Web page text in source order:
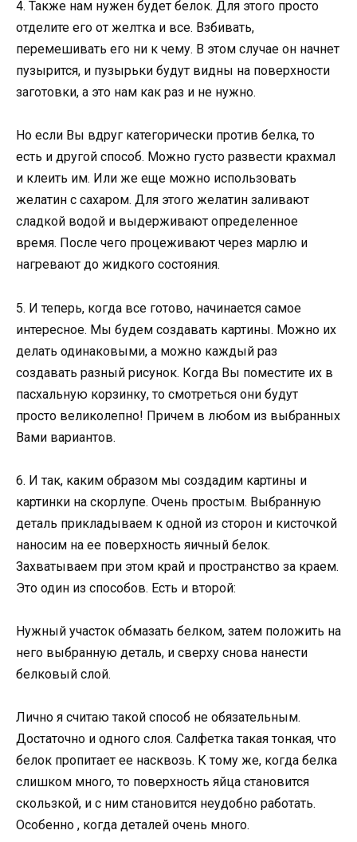
4. Также нам нужен будет белок. Для этого просто
отделите его от желтка и все. Взбивать,
перемешивать его ни к чему. В этом случае он начнет
пузырится, и пузырьки будут видны на поверхности
заготовки, а это нам как раз и не нужно.
Но если Вы вдруг категорически против белка, то
есть и другой способ. Можно густо развести крахмал
и клеить им. Или же еще можно использовать
желатин с сахаром. Для этого желатин заливают
сладкой водой и выдерживают определенное
время. После чего процеживают через марлю и
нагревают до жидкого состояния.
5. И теперь, когда все готово, начинается самое
интересное. Мы будем создавать картины. Можно их
делать одинаковыми, а можно каждый раз
создавать разный рисунок. Когда Вы поместите их в
пасхальную корзинку, то смотреться они будут
просто великолепно! Причем в любом из выбранных
Вами вариантов.
6. И так, каким образом мы создадим картины и
картинки на скорлупе. Очень простым. Выбранную
деталь прикладываем к одной из сторон и кисточкой
наносим на ее поверхность яичный белок.
Захватываем при этом край и пространство за краем.
Это один из способов. Есть и второй:
Нужный участок обмазать белком, затем положить на
него выбранную деталь, и сверху снова нанести
белковый слой.
Лично я считаю такой способ не обязательным.
Достаточно и одного слоя. Салфетка такая тонкая, что
белок пропитает ее насквозь. К тому же, когда белка
слишком много, то поверхность яйца становится
скользкой, и с ним становится неудобно работать.
Особенно , когда деталей очень много.